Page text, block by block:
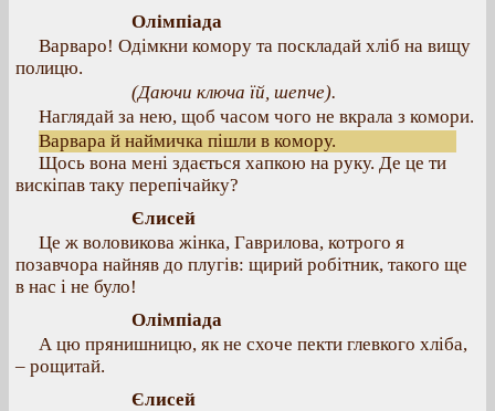
Олімпіада
Варваро! Одімкни комору та поскладай хліб на вищу
полицю.
(Даючи ключа їй, шепче).
Наглядай за нею, щоб часом чого не вкрала з комори.
Варвара й наймичка пішли в комору.
Щось вона мені здається хапкою на руку. Де це ти
вискіпав таку перепічайку?
Єлисей
Це ж воловикова жінка, Гаврилова, котрого я
позавчора найняв до плугів: щирий робітник, такого ще
в нас і не було!
Олімпіада
А цю прянишницю, як не схоче пекти глевкого хліба,
– рощитай.
Єлисей